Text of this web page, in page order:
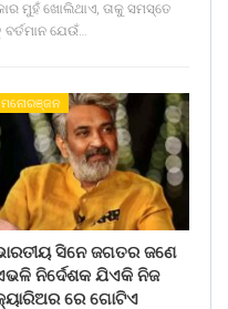
ମୁହଁ ଖୋଲିଥାଏ, ତାକୁ ସମସ୍ତେ
ଯେଉଁ…
ମନୋରଞ୍ଜନ
ସିନେ ଜଗତର ଜଣେ
ନିର୍ଦେଶକ ଯିଏକି ନିଜ
ରେ ଗୋଟିଏ